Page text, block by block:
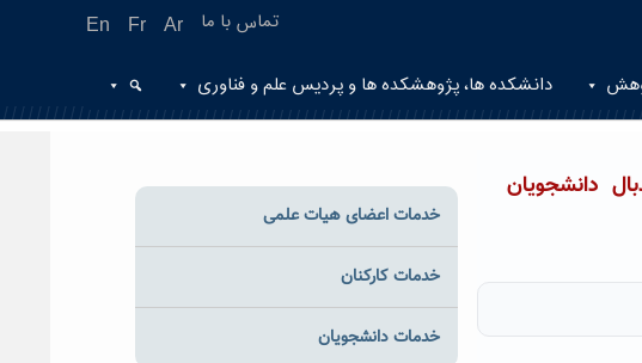
En Fr Ar تماس با ما
دانشکده ها، پژوهشکده ها و پردیس علم و فناوری
دانشجویان
خدمات اعضای هیات علمی
خدمات کارکنان
خدمات دانشجویان